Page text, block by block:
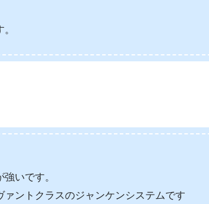
いです。
ントクラスのジャンケンシステムです